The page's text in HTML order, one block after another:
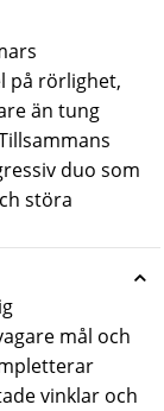
på rörlighet,
än tung
duo som
störa
mål och
vinklar och